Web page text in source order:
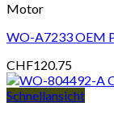
Motor
WO-A7233 OEM
CHF120.75
Schnellansicht